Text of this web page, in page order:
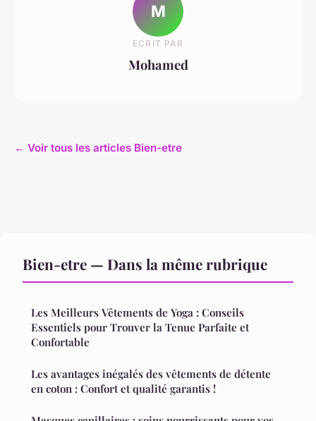
M
ECRIT PAR
Mohamed
← Voir tous les articles Bien-etre
Bien-etre — Dans la même rubrique
Les Meilleurs Vêtements de Yoga : Conseils
Essentiels pour Trouver la Tenue Parfaite et
Confortable
Les avantages inégalés des vêtements de détente
en coton : Confort et qualité garantis !